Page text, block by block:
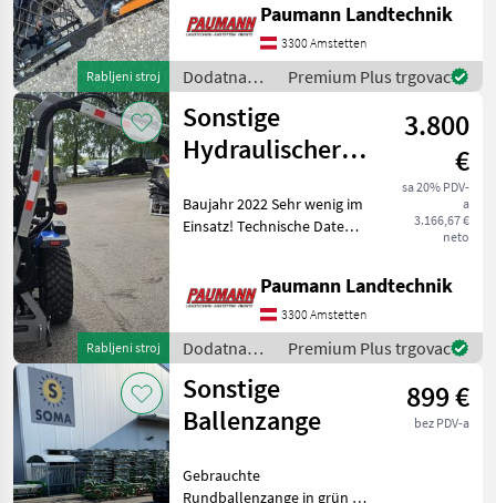
Rabljeni stroj
Ps Dreipunktkategorie Kat.
1-2 (ø 19.0-22.0mm / 25.0-
28.0mm) Die Son
Paumann Landtechnik
3300 Amstetten
Dodatna
oprema za
traktore /
Sonstige
Premium Plus trgovac
Rabljeni stroj
Sonstige
Hydraulischer
Jansen HMS-100
3.800
€
sa 20% PDV-
a
3.166,67 €
neto
Baujahr 2022 Sehr wenig im
Einsatz! Technische Daten:
250 cm Schwenkradius der
Mähkopfeinheit: 176° Messe
Paumann Landtechnik
3300 Amstetten
Dodatna
oprema za
traktore /
Sonstige
Premium Plus trgovac
Sonstige
Ballenzange
899 €
bez PDV-a
Gebrauchte
Rundballenzange in grün -